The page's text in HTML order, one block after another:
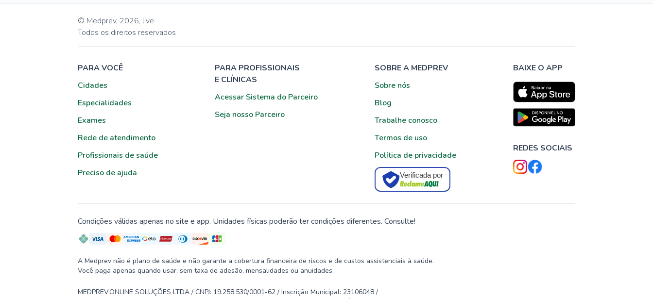
© Medprev, 2026, live
Todos os direitos reservados
PARA VOCÊ
Cidades
Especialidades
Exames
Rede de atendimento
Profissionais de saúde
Preciso de ajuda
PARA PROFISSIONAIS
E CLÍNICAS
Acessar Sistema do Parceiro
Seja nosso Parceiro
SOBRE A MEDPREV
Sobre nós
Blog
Trabalhe conosco
Termos de uso
Política de privacidade
Verificada por
BAIXE O APP
REDES SOCIAIS
Condições válidas apenas no site e app. Unidades físicas poderão ter condições diferentes. Consulte!
A Medprev não é plano de saúde e não garante a cobertura financeira de riscos e de custos assistenciais à saúde.
Você paga apenas quando usar, sem taxa de adesão, mensalidades ou anuidades.
MEDPREV.ONLINE SOLUÇÕES LTDA / CNPJ: 19.258.530/0001-62 / Inscrição Municipal: 23106048 /